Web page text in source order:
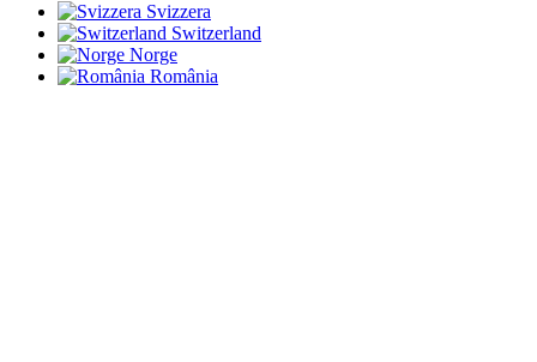
Svizzera
Switzerland
Norge
România